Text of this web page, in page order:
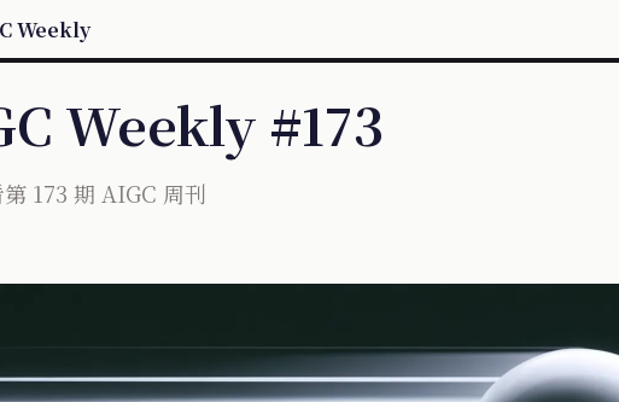
Weekly
Weekly #173
173 期 AIGC 周刊